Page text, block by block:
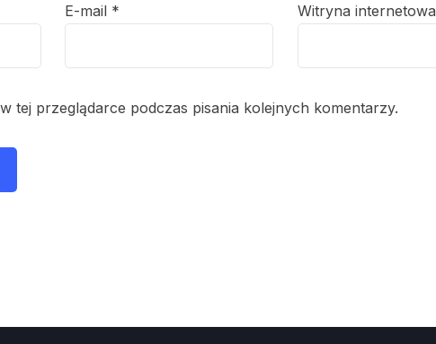
E-mail * Witryna internetowa
tej przeglądarce podczas pisania kolejnych komentarzy.